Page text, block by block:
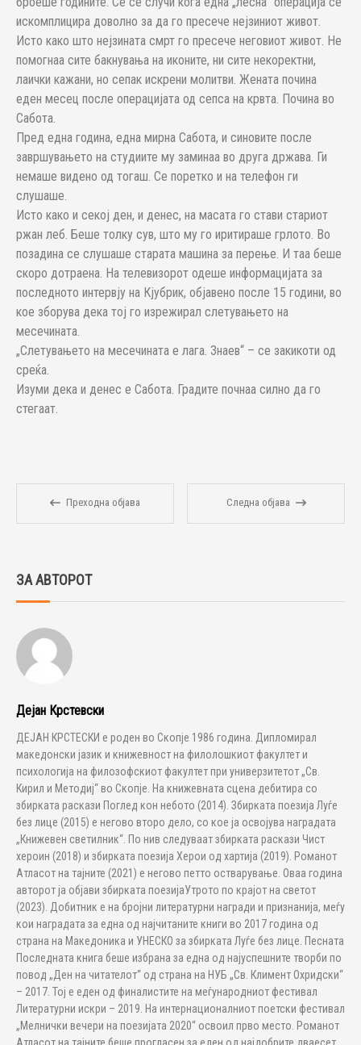
искомплицира доволно за да го пресече нејзиниот живот.
Исто како што нејзината смрт го пресече неговиот живот. Не
помогнаа сите бакнувања на иконите, ни сите некоректни,
лаички кажани, но сепак искрени молитви. Жената почина
еден месец после операцијата од сепса на крвта. Почина во
Сабота.
Пред една година, една мирна Сабота, и синовите после
завршувањето на студиите му заминаа во друга држава. Ги
немаше видено од тогаш. Се поретко и на телефон ги
слушаше.
Исто како и секој ден, и денес, на масата го стави стариот
ржан леб. Беше толку сув, што му го иритираше грлото. Во
позадина се слушаше старата машина за перење. И таа беше
скоро дотраена. На телевизорот одеше информацијата за
последното интервју на Кјубрик, објавено после 15 години, во
кое зборува дека тој го изрежирал слетувањето на
месечината.
„Слетувањето на месечината е лага. Знаев“ – се закикоти од
среќа.
Изуми дека и денес е Сабота. Градите почнаа силно да го
стегаат.
Преходна објава Следна објава
ЗА АВТОРОТ
Дејан Крстевски
ДЕЈАН КРСТЕСКИ е роден во Скопје 1986 година. Дипломирал
македонски јазик и книжевност на филолошкиот факултет и
психологија на филозофскиот факултет при универзитетот „Св.
Кирил и Методиј“ во Скопје. На книжевната сцена дебитира со
збирката раскази Поглед кон небото (2014). Збирката поезија Луѓе
без лице (2015) е негово второ дело, со кое ја освојува наградата
„Книжевен светилник“. По нив следуваат збирката раскази Чист
хероин (2018) и збирката поезија Херои од хартија (2019). Романот
Атласот на тајните (2021) е негово петто остварување. Оваа година
авторот ја објави збирката поезијаУтрото по крајот на светот
(2023). Добитник е на бројни литературни награди и признанија, меѓу
кои наградата за една од најчитаните книги во 2017 година од
страна на Македоника и УНЕСКО за збирката Луѓе без лице. Песната
Последната книга беше избрана за една од најуспешните творби по
повод „Ден на читателот“ од страна на НУБ „Св. Климент Охридски“
– 2017. Тој е еден од финалистите на меѓународниот фестивал
Литературни искри – 2019. На интернационалниот поетски фестивал
„Мелнички вечери на поезијата 2020“ освоил прво место. Романот